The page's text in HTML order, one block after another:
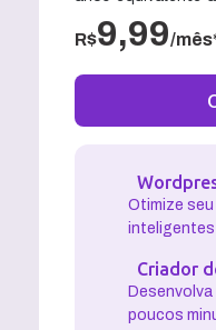
R$9,99/
Otimize
inteligentes
Criador
poucos